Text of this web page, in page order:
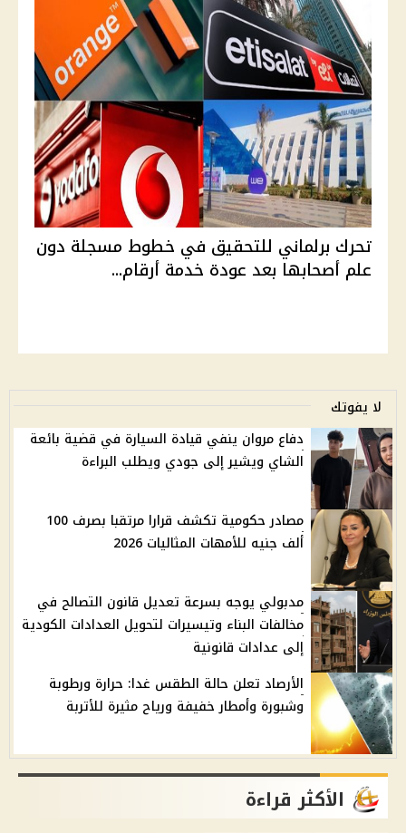
تحرك برلماني للتحقيق في خطوط مسجلة دون
علم أصحابها بعد عودة خدمة أرقام...
لا يفوتك
دفاع مروان ينفي قيادة السيارة في قضية بائعة
الشاي ويشير إلى جودي ويطلب البراءة
مصادر حكومية تكشف قرارا مرتقبا بصرف 100
ألف جنيه للأمهات المثاليات 2026
مدبولي يوجه بسرعة تعديل قانون التصالح في
مخالفات البناء وتيسيرات لتحويل العدادات الكودية
إلى عدادات قانونية
الأرصاد تعلن حالة الطقس غدا: حرارة ورطوبة
وشبورة وأمطار خفيفة ورياح مثيرة للأتربة
الأكثر قراءة